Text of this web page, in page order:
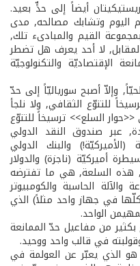
أيضاً إلى حدٍّ بعيد.
وتشابك مصالحه, مدى
القيم والمبادىء تلك,
لا أحد يعرف هل تضطر
الإقتصاديّة والتكنولوجيّة
وإلاّ أصبح سورياليّاً إلى حدّ
للتنوّع الثقافي, ولا نلجأ
السلع>> ترسيخاً للتنوّع
عبر صندوق النقد الدولي
(الأميركيّة!) والبنك الدولي
أميركيّة (ناجزة) والدولار
هذه السلعة, هي ما تفترضه
الحاسبة والكومبيوتر
كلّها في جهاز واحد مثلاً) الذي
الواحد.
من مفاعيل حدّ الممانعة
في قالب واحد ووحيد.
هو الذي يعبّر عن العولمة في